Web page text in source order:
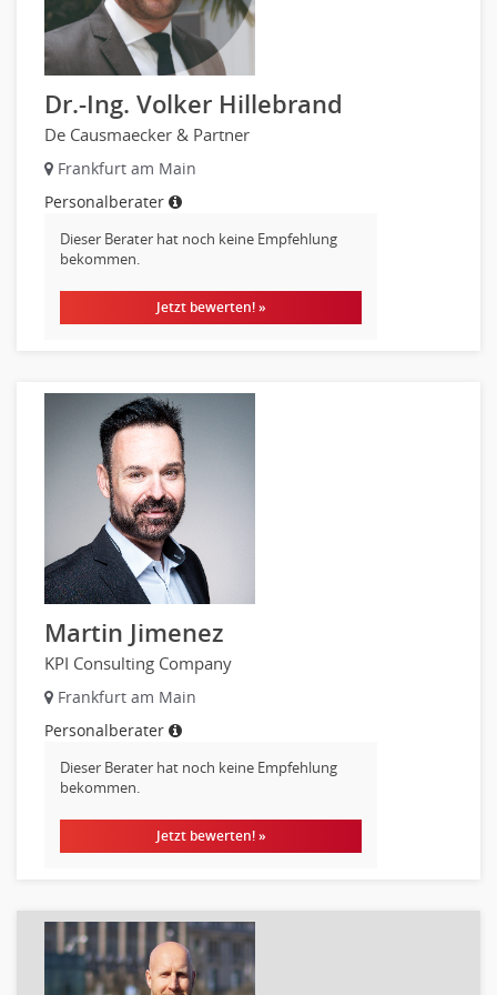
Optiker, Akustiker
Brandschutz
Prozessmanagement
Qualitätsmanagement
Technische Dokumentation
Technischer Systemplaner, Bauzeichner
Veranstaltungstechnik
Verfahrenstechnik
Vertriebsingenieur
Wirtschaftsingenieur
Technisches Gebäudemanagement (TGM)
Data Warehouse, Business Intelligence
Datenbanken
Embedded Systems
Helpdesk
IT Leitung, Teamleitung
Projektmanagement
IT Prozessmanagement
Qualitätssicherung, Qualitätsprüfung
SAP/ERP-Beratung, Entwicklung
Systemadministration, Netzwerkadministration
Training
Wirtschaftsinformatik
Chemie
Geowissenschaften
Labor, Forschung
Dr.-Ing. Volker Hillebrand
De Causmaecker & Partner
Frankfurt am Main
Personalberater
Dieser Berater hat noch keine Empfehlung
bekommen.
Jetzt bewerten! »
Martin Jimenez
KPI Consulting Company
Frankfurt am Main
Personalberater
Dieser Berater hat noch keine Empfehlung
bekommen.
Jetzt bewerten! »